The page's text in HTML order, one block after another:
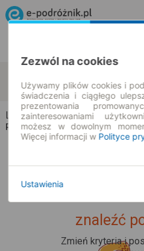
11.08.2026 | -- : --
Lubochnia-Górki → Nowy Glinnik
Rozkład jazdy i bilety
Upss... Nie
znaleźć
Zmień kryteria i
Zezwól na cookies
Używamy plików cookies i
świadczenia i ciągłego
prezentowania
zainteresowaniami
możesz w dowolnym
Więcej informacji w Polityce
Ustawienia